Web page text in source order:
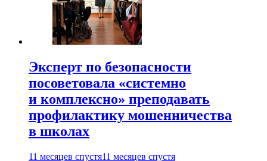
Эксперт по безопасности
посоветовала «системно
и комплексно» преподавать
профилактику мошенничества
в школах
11 месяцев спустя11 месяцев спустя